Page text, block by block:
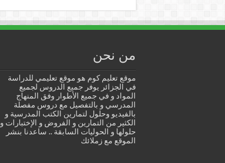
من نحن
موقع تعليم كوم هو موقع تعليمي للدراسة
في الجزائر يوفر جميع الدروس لجميع
المواد و في جميع الأطوار وفق المنهاج
المدرسي و بالتفصيل مع دروس مفصلة
بالفيديو وحلول لتمارين الكتب المدرسية و
الكثير من التمارين و الفروض و الإختبارات و
حلولها و الحوليات السابقة .. ساعدنا بنشر
الموقع مع زملائك